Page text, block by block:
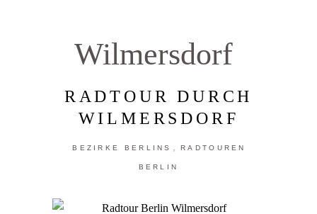
Wilmersdorf
RADTOUR DURCH
WILMERSDORF
BEZIRKE BERLINS , RADTOUREN
BERLIN